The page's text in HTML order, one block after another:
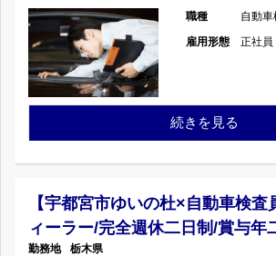
職種
自動車
雇用形態
正社員
【岩
市
×
続きを見る
【宇都宮市ゆいの杜×自動車検査
ィーラー/完全週休二日制/賞与年
栃木県